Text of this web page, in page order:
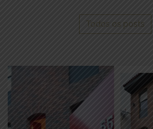
Todos os posts